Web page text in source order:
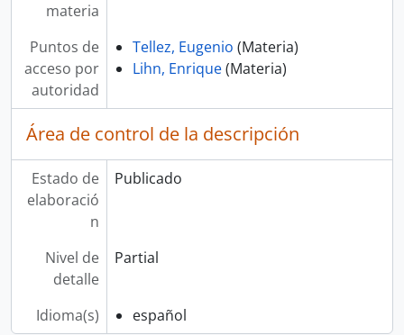
materia
Puntos de
acceso por
autoridad
Tellez, Eugenio (Materia)
Lihn, Enrique(Materia)
Área de control de la descripción
Estado de
elaboració
n
Publicado
Nivel de
detalle
Partial
Idioma(s) español